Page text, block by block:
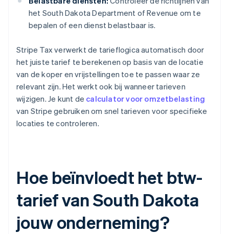
het South Dakota Department of Revenue om te
bepalen of een dienst belastbaar is.
Stripe Tax verwerkt de tarieflogica automatisch door
het juiste tarief te berekenen op basis van de locatie
van de koper en vrijstellingen toe te passen waar ze
relevant zijn. Het werkt ook bij wanneer tarieven
wijzigen. Je kunt de calculator voor omzetbelasting
van Stripe gebruiken om snel tarieven voor specifieke
locaties te controleren.
Hoe beïnvloedt het btw-
tarief van South Dakota
jouw onderneming?